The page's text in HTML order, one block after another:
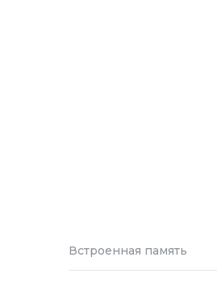
Встроенная память